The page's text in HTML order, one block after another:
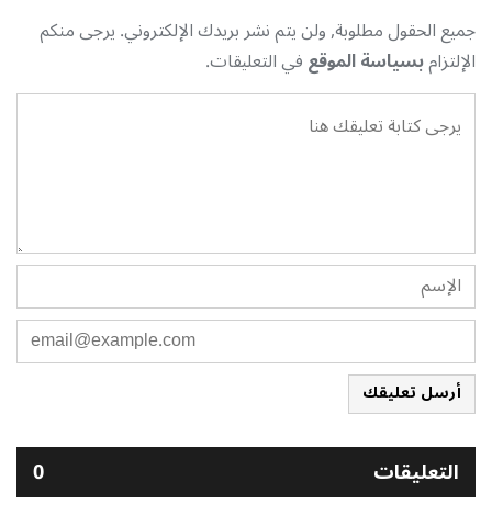
جميع الحقول مطلوبة, ولن يتم نشر بريدك الإلكتروني. يرجى منكم
الإلتزامبسياسة الموقعفي التعليقات.
أرسل تعليقك
التعليقات 0